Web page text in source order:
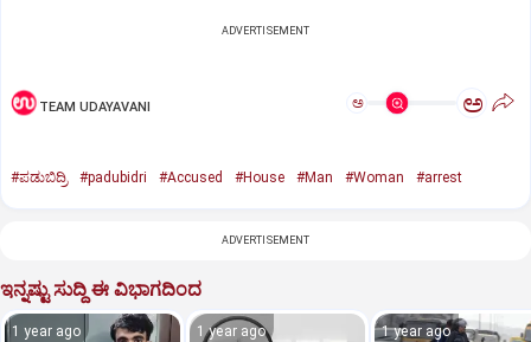
ADVERTISEMENT
TEAM UDAYAVANI ಅ ಅ
#ಪಡುಬಿದ್ರಿ #padubidri #Accused #House #Man #Woman #arrest
ADVERTISEMENT
ಇನ್ನಷ್ಟು ಸುದ್ದಿ ಈ ವಿಭಾಗದಿಂದ
1 year ago 1 year ago 1 year ago